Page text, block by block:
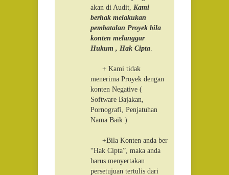
akan di Audit, Kami
berhak melakukan
pembatalan Proyek bila
konten melanggar
Hukum , Hak Cipta
+ Kami tidak
menerima Proyek dengan
konten Negative (
Software Bajakan,
Pornografi, Penjatuhan
Nama Baik )
+Bila Konten anda ber
“Hak Cipta”, maka anda
harus menyertakan
persetujuan tertulis dari